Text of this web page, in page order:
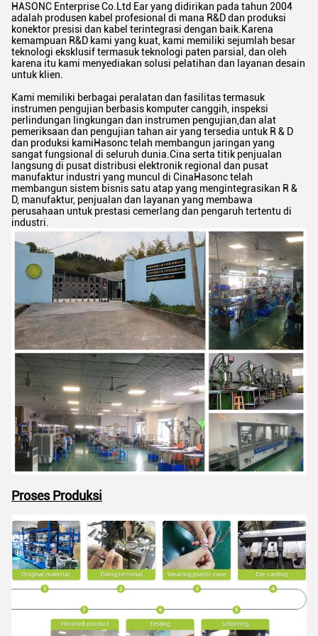
Tinggalkan pesan
Kami akan segera menghubungi
Anda kembali!
HASONC Enterprise Co.Ltd Ear yang didirikan pada tahun 2004
adalah produsen kabel profesional di mana R&D dan produksi
konektor presisi dan kabel terintegrasi dengan baik.Karena
kemampuan R&D kami yang kuat, kami memiliki sejumlah besar
teknologi eksklusif termasuk teknologi paten parsial, dan oleh
karena itu kami menyediakan solusi pelatihan dan layanan desain
untuk klien.
Kami memiliki berbagai peralatan dan fasilitas termasuk
instrumen pengujian berbasis komputer canggih, inspeksi
perlindungan lingkungan dan instrumen pengujian,dan alat
pemeriksaan dan pengujian tahan air yang tersedia untuk R & D
dan produksi kamiHasonc telah membangun jaringan yang
sangat fungsional di seluruh dunia.Cina serta titik penjualan
langsung di pusat distribusi elektronik regional dan pusat
manufaktur industri yang muncul di CinaHasonc telah
membangun sistem bisnis satu atap yang mengintegrasikan R &
D, manufaktur, penjualan dan layanan yang membawa
perusahaan untuk prestasi cemerlang dan pengaruh tertentu di
industri.
Proses Produksi